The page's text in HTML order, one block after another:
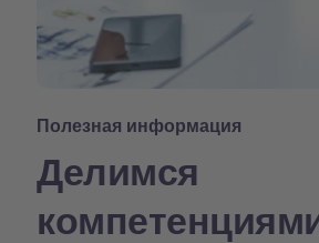
Полезная информация
Делимся